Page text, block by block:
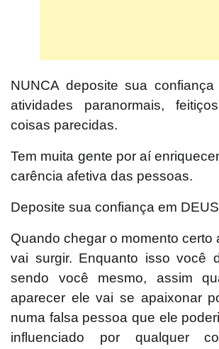
NUNCA deposite sua
atividades paranormais,
coisas parecidas.
Tem muita gente por aí
carência afetiva das pessoas.
Deposite sua confiança em
Quando chegar o momento certo
vai surgir. Enquanto isso você
sendo você mesmo, assim
aparecer ele vai se apaixonar
numa falsa pessoa que ele
influenciado por qualquer